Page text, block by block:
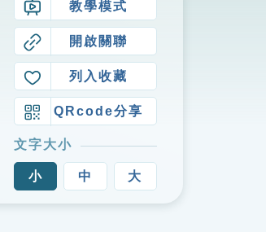
教學模式
開啟關聯
列入收藏
QRcode分享
文字大小
小 中 大